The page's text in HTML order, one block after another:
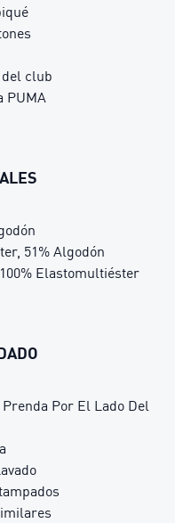
club
PUMA
51% Algodón
Elastomultiéster
Por El Lado Del